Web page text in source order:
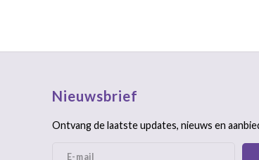
Nieuwsbrief
Ontvang de laatste updates, nieuws en